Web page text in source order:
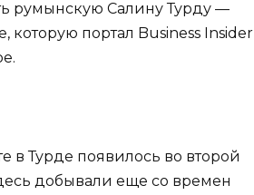
румынскую Салину Турду —
портал Business Insider
в Турде появилось во второй
добывали еще со времен